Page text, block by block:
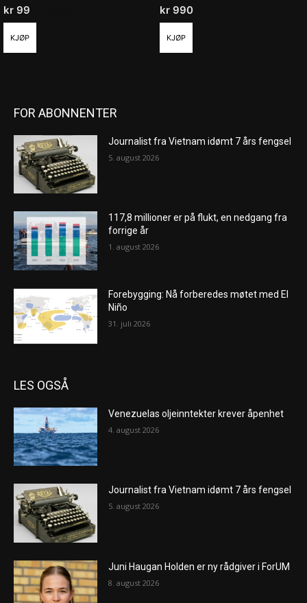
kr 99
KJØP
kr990
KJØP
FOR ABONNENTER
Journalist fra Vietnam idømt 7 års fengsel
5. august 2026
117,8 millioner er på flukt, en nedgang fra
forrige år
1. august 2026
Forebygging: Nå forberedes møtet med El
Niño
31. juli 2026
LES OGSÅ
Venezuelas oljeinntekter krever åpenhet
4. august 2026
Journalist fra Vietnam idømt 7 års fengsel
5. august 2026
Juni Haugan Holden er ny rådgiver i ForUM
8. august 2026